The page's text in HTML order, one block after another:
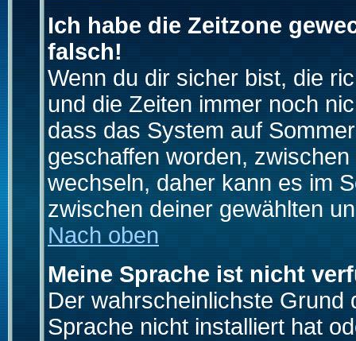
Ich habe die Zeitzone
falsch!
Wenn du dir sicher bist, die
und die Zeiten immer noch
dass das System auf
geschaffen worden,
wechseln, daher kann es im
zwischen deiner gewählten
Nach oben
Meine Sprache ist nicht
Der wahrscheinlichste Grund
Sprache nicht installiert hat